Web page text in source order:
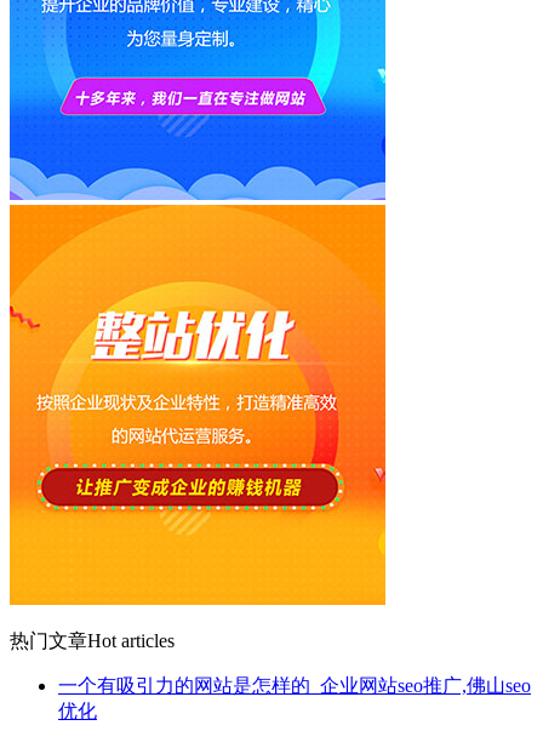
热门文章Hot articles
一个有吸引力的网站是怎样的_企业网站seo推广,佛山seo
优化